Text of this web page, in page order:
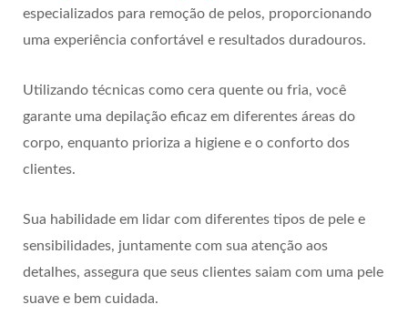
especializados para remoção de pelos, proporcionando
uma experiência confortável e resultados duradouros.
Utilizando técnicas como cera quente ou fria, você
garante uma depilação eficaz em diferentes áreas do
corpo, enquanto prioriza a higiene e o conforto dos
clientes.
Sua habilidade em lidar com diferentes tipos de pele e
sensibilidades, juntamente com sua atenção aos
detalhes, assegura que seus clientes saiam com uma pele
suave e bem cuidada.